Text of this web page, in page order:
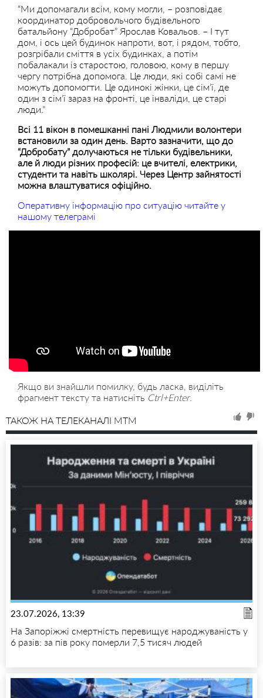
“Ми допомагали всім, кому могли, – розповідає
координатор добровольчого будівельного
батальйону “Добробат” Ярослав Ковальов. – І тут
дом, і ось цей будинок напроти, вот, і рядом, тобто,
розгрібали сміття в усіх будинках, а потім
побалакали із старостою, головою, кому в першу
чергу потрібна допомога. Це люди, які собі самі не
можуть допомогти. Це одинокі жінки, це сім’ї, де
один з сім’ї зараз на фронті, це інваліди, це старі
люди.”
Всі 11 вікон в помешканні пані Людмили волонтери
встановили за один день. Варто зазначити, що до
“Добробату” долучаються не тільки будівельники,
але й люди різних професій: це вчителі, електрики,
студенти та навіть школярі. Через Центр зайнятості
можна влаштуватися офіційно.
Оперативну інформацію про ситуацію читайте у
нашому телеграмі
Якщо ви знайшли помилку, будь ласка, виділіть
фрагмент тексту та натисніть Ctrl+Enter.
ТАКОЖ НА ТЕЛЕКАНАЛІ MTM
23.07.2026, 13:39
На Запоріжжі смертність перевищує народжуваність у
6 разів: за пів року померли 7,5 тисяч людей